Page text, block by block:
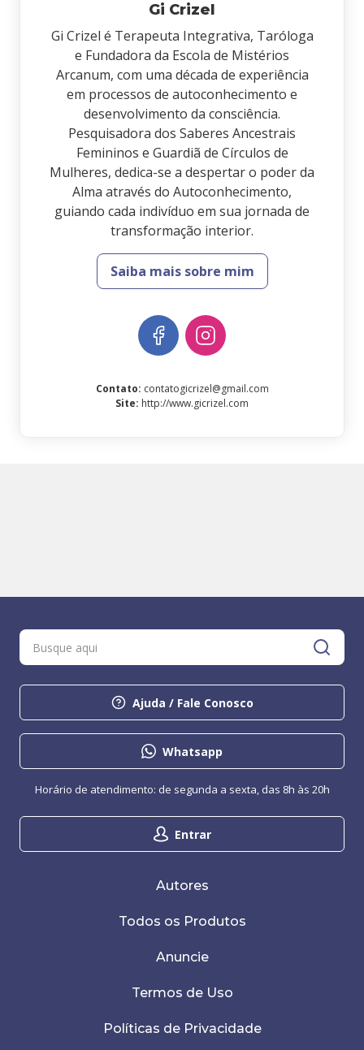
Gi Crizel
Gi Crizel é Terapeuta Integrativa, Taróloga
e Fundadora da Escola de Mistérios
Arcanum, com uma década de experiência
em processos de autoconhecimento e
desenvolvimento da consciência.
Pesquisadora dos Saberes Ancestrais
Femininos e Guardiã de Círculos de
Mulheres, dedica-se a despertar o poder da
Alma através do Autoconhecimento,
guiando cada indivíduo em sua jornada de
transformação interior.
Saiba mais sobre mim
Contato: contatogicrizel@gmail.com
Site: http://www.gicrizel.com
Ajuda / Fale Conosco
Whatsapp
Entrar
Horário de atendimento: de segunda a sexta, das 8h às 20h
Autores
Todos os Produtos
Anuncie
Termos de Uso
Políticas de Privacidade